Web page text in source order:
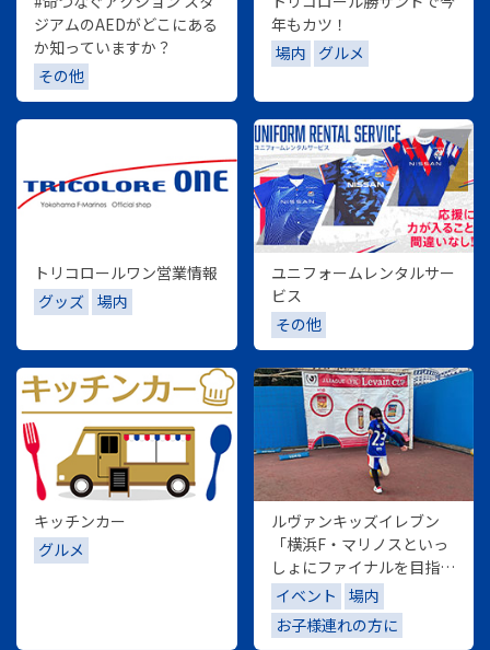
ジアムのAEDがどこにある
か知っていますか？
その他
年もカツ！
場内
グルメ
トリコロールワン営業情報
グッズ 場内
ユニフォームレンタルサー
ビス
その他
キッチンカー
グルメ
ルヴァンキッズイレブン
「横浜F・マリノスといっ
しょにファイナルを目指そ
う！！」
イベント
場内
お子様連れの方に